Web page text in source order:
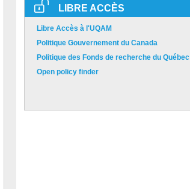
LIBRE ACCÈS
Libre Accès à l'UQAM
Politique Gouvernement du Canada
Politique des Fonds de recherche du Québec
Open policy finder